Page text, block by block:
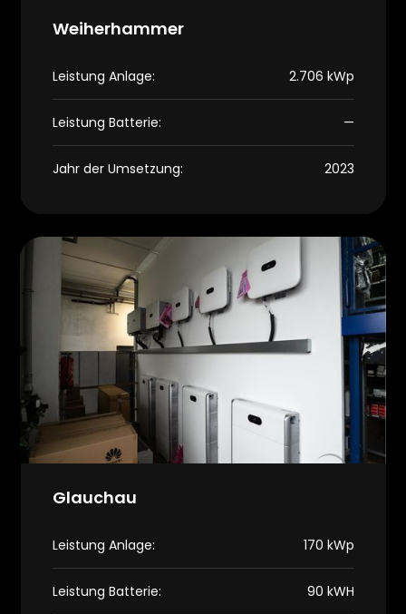
Weiherhammer
Leistung Anlage: 2.706 kWp
Leistung Batterie: —
Jahr der Umsetzung: 2023
Glauchau
Leistung Anlage: 170 kWp
Leistung Batterie: 90 kWH